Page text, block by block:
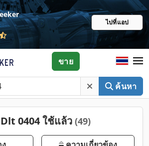
ไปที่แอป
ค้นหา
ขาย
0404 ใช้แล้ว (49)